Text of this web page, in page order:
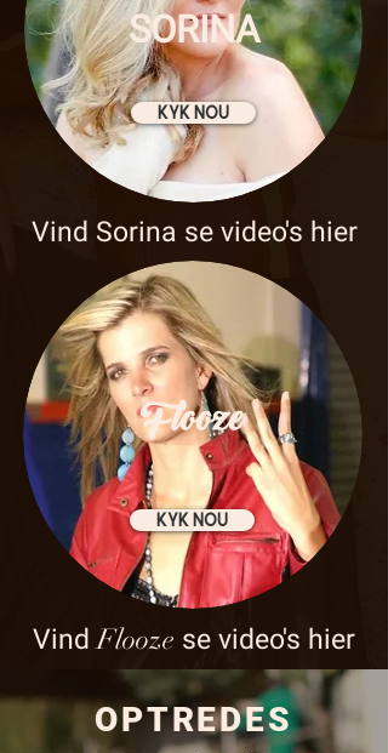
KYK NOU
SORINA
Vind Sorina se video's hier
KYK NOU
Flooze
VindFlooze se video's hier
OPTREDES